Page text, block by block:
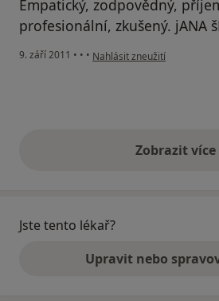
Empatický, zodpovědný,
profesionální, zkušený. jANA
9. září 2011 • • • podle názoru uživatele
Nahlásit zneužití
Zobrazit více
výše
Jste tento lékař?
Upravit nebo